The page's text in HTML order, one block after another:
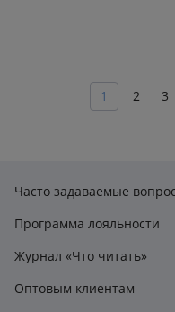
1 2 3
Часто задаваемые
Программа лояльности
Журнал «Что читать»
Оптовым клиентам